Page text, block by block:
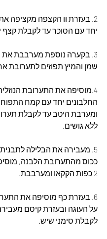
2. בעזרת וו הקצפה מקציפה
יחד עם הסוכר עד לקבלת קצף
3. בקערה נוספת מערבבת את
שמן והמיץ תפוזים לתערובת
4.מוסיפה את התערובת
החלבונים יחד עם קמח
ומערבת היטב עד לקבלת
ללא גושים.
5. מעבירה את הבלילה
ככוס מהתערובת הלבנה,
2 כפות הקקאו ומערבבת.
6. בעזרת כף מוסיפה את
על העוגה ובעזרת קיסם
לקבלת סימני שיש.